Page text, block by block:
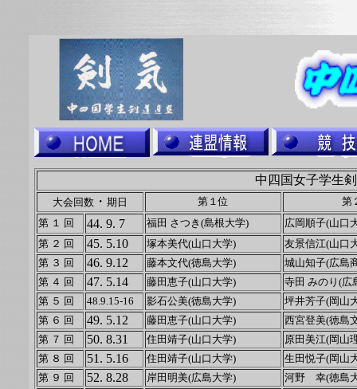
中四国女子学
大会回数 ・ 期日 第１位
第
第 １ 回
44. 9. 7 福田 さつき(島根大学)
広岡順子(山口
第 ２ 回
45. 5.10 塚本美代(山口大学)
友景信江(山口
第 ３ 回
46. 9.12 藤本文代(徳島大学)
城山知子(広島
第 ４ 回
47. 5.14 藤田恵子(山口大学)
寺田 みのり(広
第 ５ 回
48.9.15-16 影石公美(徳島大学)
坪井芳子(岡山
第 ６ 回
49. 5.12 藤田恵子(山口大学)
西宮登美(徳島
第 ７ 回
50. 8.31 住田靖子(山口大学)
原田美江(岡山
第 ８ 回
51. 5.16 住田靖子(山口大学)
生田悦子(岡山
第 ９ 回
52. 8.28 岸田明美(広島大学)
河野 幸(徳島